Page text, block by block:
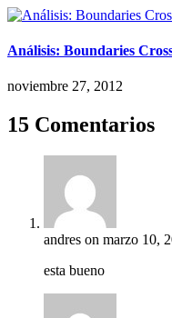
Análisis: Boundaries
noviembre 27, 2012
15 Comentarios
andres on marzo 10,
esta bueno